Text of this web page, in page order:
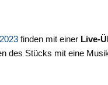
finden mit einer Live-
des Stücks mit eine